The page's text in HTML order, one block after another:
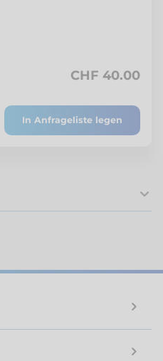
CHF 40.00
In Anfrageliste legen